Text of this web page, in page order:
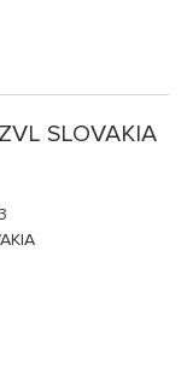
SLOVAKIA